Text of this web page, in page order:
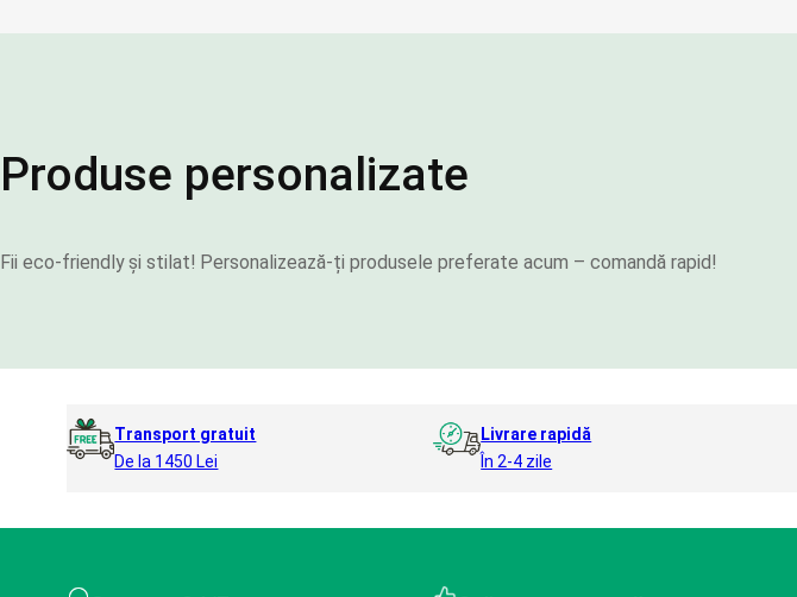
Produse personalizate
Fii eco-friendly și stilat! Personalizează-ți produsele preferate acum – comandă rapid!
Transport gratuit
De la 1450 Lei
Livrare rapidă
În 2-4 zile